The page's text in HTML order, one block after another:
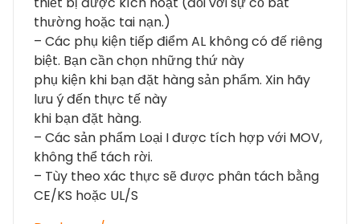
thường hoặc tai nạn.)
– Các phụ kiện tiếp điểm AL không có đế riêng
biệt. Bạn cần chọn những thứ này
phụ kiện khi bạn đặt hàng sản phẩm. Xin hãy
lưu ý đến thực tế này
khi bạn đặt hàng.
– Các sản phẩm Loại I được tích hợp với MOV,
không thể tách rời.
– Tùy theo xác thực sẽ được phân tách bằng
CE/KS hoặc UL/S